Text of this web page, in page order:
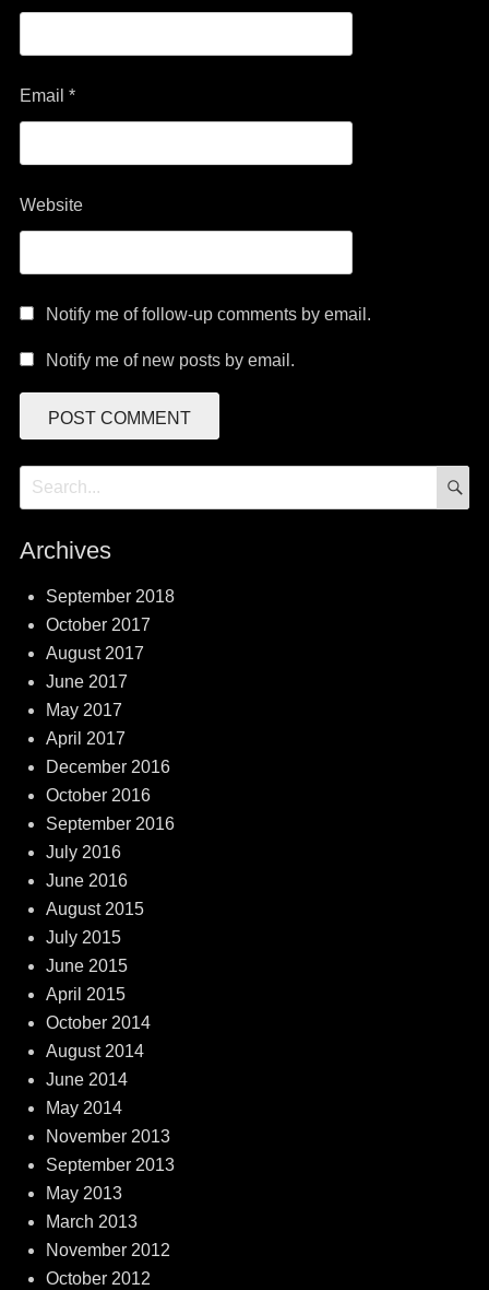
Email *
Website
Notify me of follow-up comments by email.
Notify me of new posts by email.
Search
for:
Archives
September 2018
October 2017
August 2017
June 2017
May 2017
April 2017
December 2016
October 2016
September 2016
July 2016
June 2016
August 2015
July 2015
June 2015
April 2015
October 2014
August 2014
June 2014
May 2014
November 2013
September 2013
May 2013
March 2013
November 2012
October 2012